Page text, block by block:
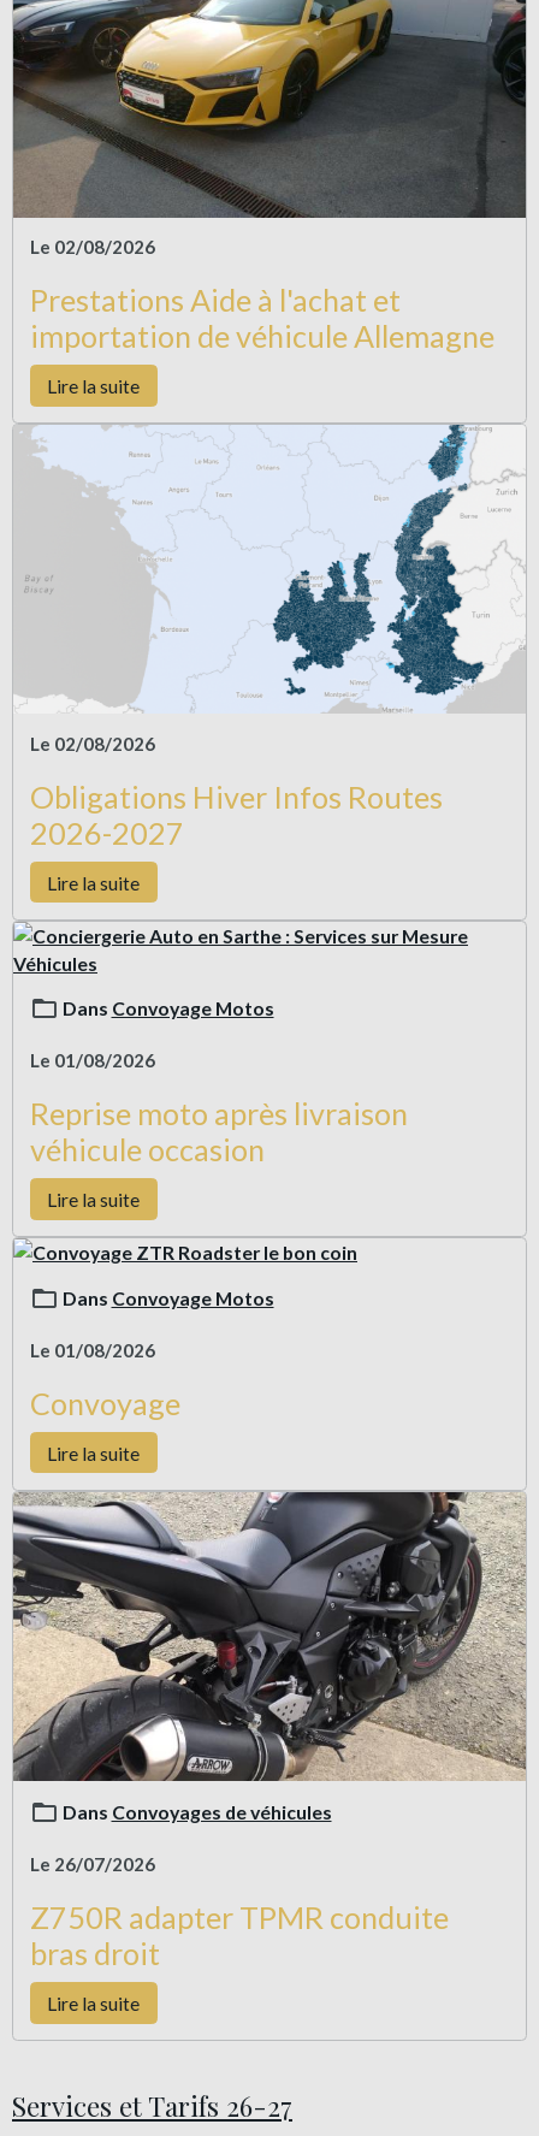
Le 02/08/2026
Prestations Aide à l'achat et
importation de véhicule Allemagne
Lire la suite
Le 02/08/2026
Obligations Hiver Infos Routes
2026-2027
Lire la suite
Dans Convoyage Motos
Le 01/08/2026
Reprise moto après livraison
véhicule occasion
Lire la suite
Dans Convoyage Motos
Le 01/08/2026
Convoyage
Lire la suite
Dans Convoyages de véhicules
Le 26/07/2026
Z750R adapter TPMR conduite
bras droit
Lire la suite
Services et Tarifs 26-27